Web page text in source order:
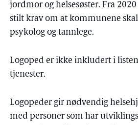
jordmor og helsesøster. Fra
stilt krav om at kommunene
psykolog og tannlege.
Logoped er ikke inkludert i
tjenester.
Logopeder gir nødvendig
med personer som har